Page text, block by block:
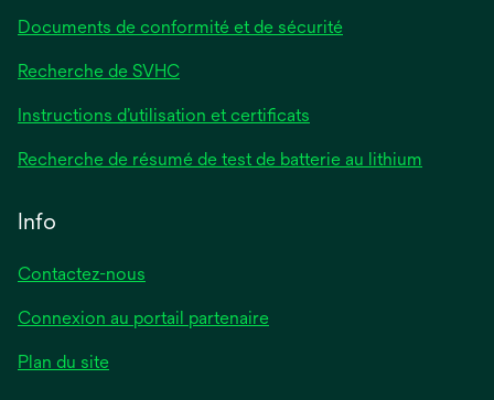
Documents de conformité et de sécurité
Recherche de SVHC
Instructions d’utilisation et certificats
Recherche de résumé de test de batterie au lithium
Info
Contactez-nous
Connexion au portail partenaire
Plan du site